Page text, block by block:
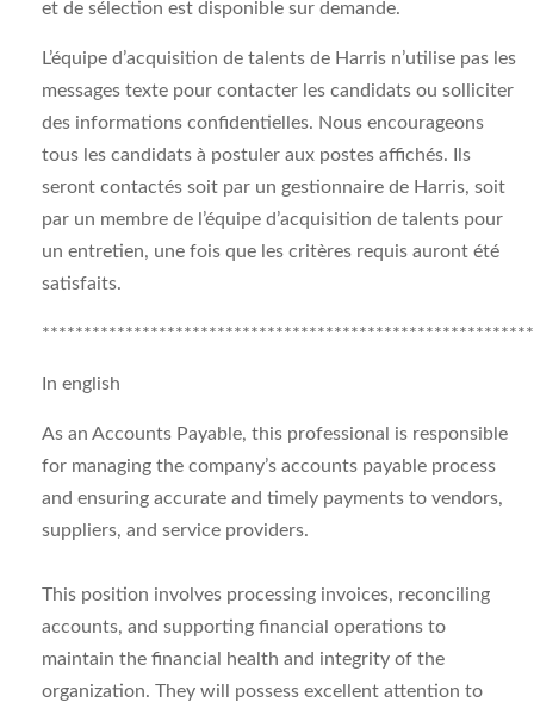
et de sélection est disponible sur demande.
L’équipe d’acquisition de talents de Harris n’utilise pas les
messages texte pour contacter les candidats ou solliciter
des informations confidentielles. Nous encourageons
tous les candidats à postuler aux postes affichés. Ils
seront contactés soit par un gestionnaire de Harris, soit
par un membre de l’équipe d’acquisition de talents pour
un entretien, une fois que les critères requis auront été
satisfaits.
In english
As an Accounts Payable, this professional is responsible
for managing the company’s accounts payable process
and ensuring accurate and timely payments to vendors,
suppliers, and service providers.
This position involves processing invoices, reconciling
accounts, and supporting financial operations to
maintain the financial health and integrity of the
organization. They will possess excellent attention to